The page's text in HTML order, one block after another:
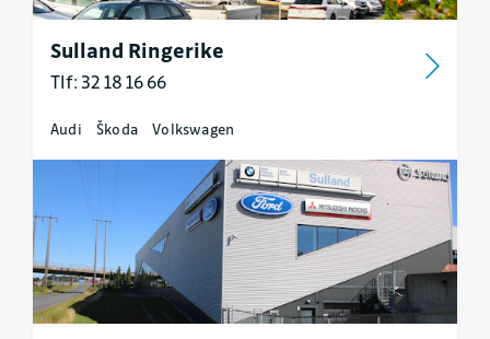
Sulland Ringerike
Tlf: 32 18 16 66
Audi Škoda Volkswagen